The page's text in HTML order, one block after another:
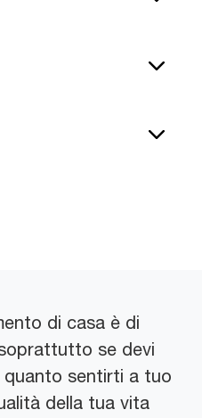
di casa è di
se devi
quanto sentirti a tuo
della tua vita